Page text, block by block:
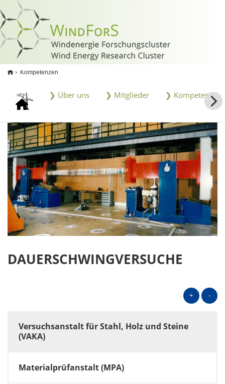
Kompetenzen
❯ Über uns ❯ Mitglieder ❯ Kompetenzen
DAUERSCHWINGVERSUCHE
+ -
Versuchsanstalt für Stahl, Holz und Steine
(VAKA)
Materialprüfanstalt (MPA)